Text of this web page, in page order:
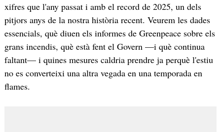
xifres que l'any passat i amb el record de 2025, un dels
pitjors anys de la nostra història recent. Veurem les dades
essencials, què diuen els informes de Greenpeace sobre els
grans incendis, què està fent el Govern —i què continua
faltant— i quines mesures caldria prendre ja perquè l'estiu
no es converteixi una altra vegada en una temporada en
flames.